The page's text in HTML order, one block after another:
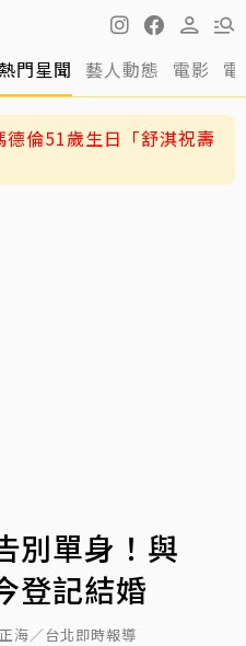
門星聞 藝人動態 電影
倫51歲生日「舒淇祝壽
別單身！與
登記結婚
海／台北即時報導